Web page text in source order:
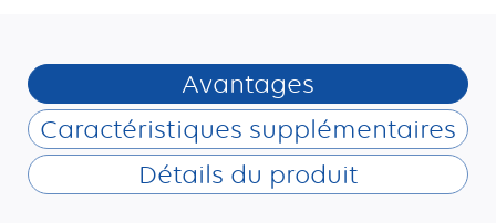
Avantages
Caractéristiques supplémentaires
Détails du produit